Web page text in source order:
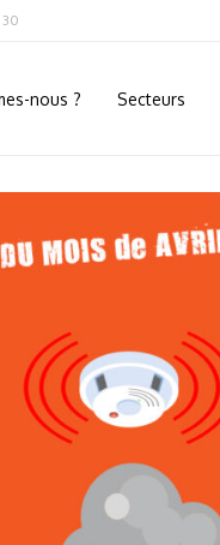
nous ? Secteurs